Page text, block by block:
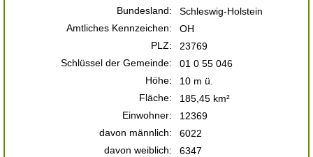
Bundesland:
Schleswig-Holstein
Amtliches Kennzeichen:
OH
PLZ:
23769
Schlüssel der Gemeinde:
01 0 55 046
Höhe:
10 m ü.
Fläche:
185,45 km²
Einwohner:
12369
davon männlich:
6022
davon weiblich:
6347